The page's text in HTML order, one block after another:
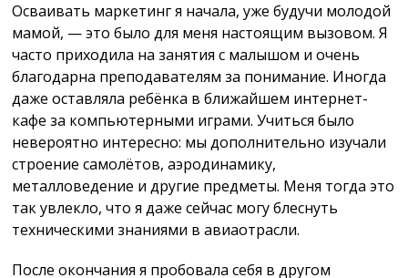
Осваивать маркетинг я начала, уже будучи молодой
мамой, — это было для меня настоящим вызовом. Я
часто приходила на занятия с малышом и очень
благодарна преподавателям за понимание. Иногда
даже оставляла ребёнка в ближайшем интернет-
кафе за компьютерными играми. Учиться было
невероятно интересно: мы дополнительно изучали
строение самолётов, аэродинамику,
металловедение и другие предметы. Меня тогда это
так увлекло, что я даже сейчас могу блеснуть
техническими знаниями в авиаотрасли.
После окончания я пробовала себя в другом